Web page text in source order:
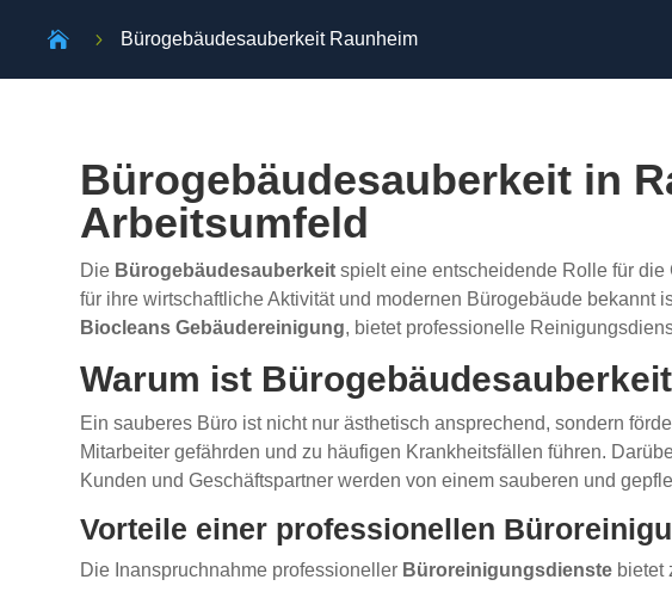
 5 Bürogebäudesauberkeit Raunheim
Bürogebäudesauberkeit in
Arbeitsumfeld
Die Bürogebäudesauberkeit spielt eine entscheidende Rolle für
für ihre wirtschaftliche Aktivität und modernen Bürogebäude
Biocleans Gebäudereinigung, bietet professionelle
Warum ist
Ein sauberes Büro ist nicht nur ästhetisch ansprechend, sondern
Mitarbeiter gefährden und zu häufigen Krankheitsfällen führen.
Kunden und Geschäftspartner werden von einem sauberen und
Vorteile einer professionellen
Die Inanspruchnahme professioneller Büroreinigungsdienste bietet